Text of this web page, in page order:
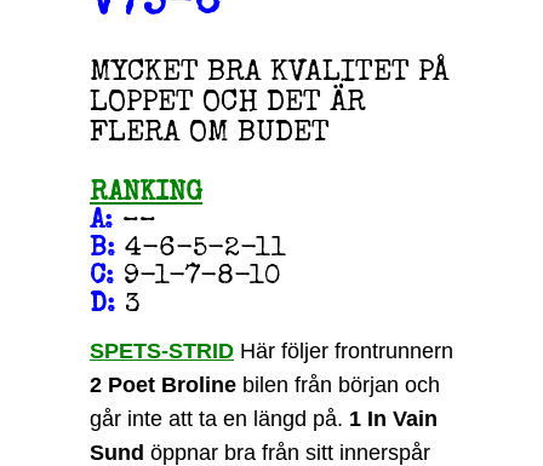
MYCKET BRA KVALITET PÅ
LOPPET OCH DET ÄR
FLERA OM BUDET
RANKING
A: ––
B: 4-6-5-2-11
C: 9-1-7-8-10
D: 3
SPETS-STRID Här följer frontrunnern
2 Poet Broline bilen från början och
går inte att ta en längd på. 1 In Vain
Sund öppnar bra från sitt innerspår